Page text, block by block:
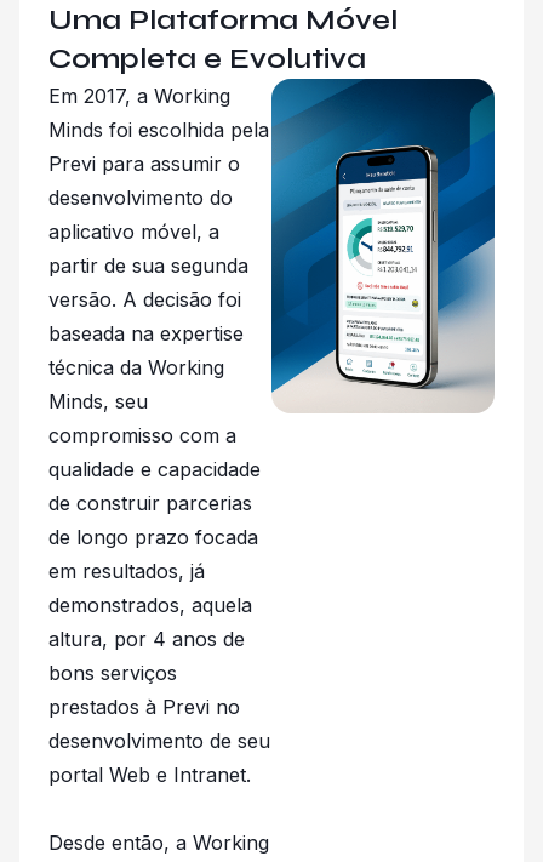
Uma Plataforma Móvel
Completa e Evolutiva
Em 2017, a Working
Minds foi escolhida pela
Previ para assumir o
desenvolvimento do
aplicativo móvel, a
partir de sua segunda
versão. A decisão foi
baseada na expertise
técnica da Working
Minds, seu
compromisso com a
qualidade e capacidade
de construir parcerias
de longo prazo focada
em resultados, já
demonstrados, aquela
altura, por 4 anos de
bons serviços
prestados à Previ no
desenvolvimento de seu
portal Web e Intranet.
Desde então, a Working